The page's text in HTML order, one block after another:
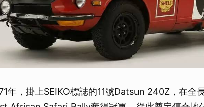
年，掛上SEIKO標誌的11號Datsun 240Z，在全